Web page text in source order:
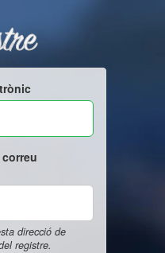
direcció de
registre.